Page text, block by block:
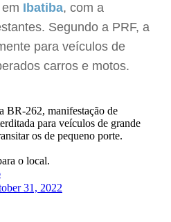
Ibatiba, com a
Segundo a PRF, a
para veículos de
carros e motos.
BR-262, manifestação de
para veículos de grande
os de pequeno porte.
o local.
31, 2022